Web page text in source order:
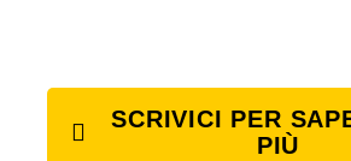
SCRIVICI PER
PIÙ